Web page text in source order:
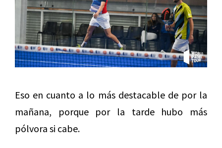
Eso en cuanto a lo más destacable de por la
mañana, porque por la tarde hubo más
pólvora si cabe.